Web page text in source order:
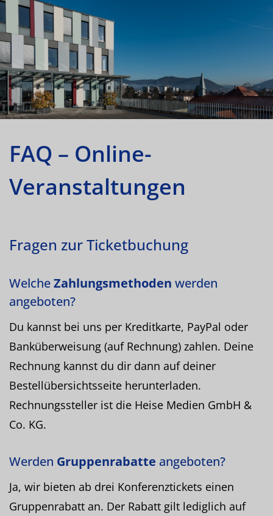
FAQ – Online-
Veranstaltungen
Fragen zur Ticketbuchung
WelcheZahlungsmethoden werden
angeboten?
Du kannst bei uns per Kreditkarte, PayPal oder
Banküberweisung (auf Rechnung) zahlen. Deine
Rechnung kannst du dir dann auf deiner
Bestellübersichtsseite herunterladen.
Rechnungssteller ist die Heise Medien GmbH &
Co. KG.
Werden Gruppenrabatte angeboten?
Ja, wir bieten ab drei Konferenztickets einen
Gruppenrabatt an. Der Rabatt gilt lediglich auf